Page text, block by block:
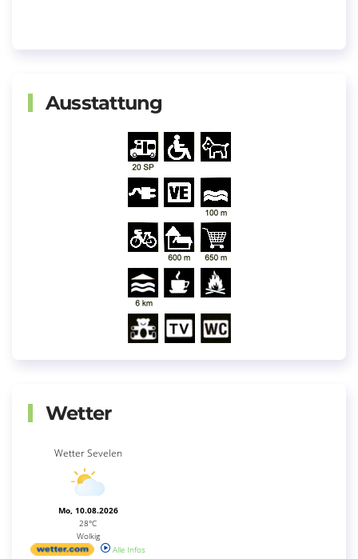
Ausstattung
Wetter
Wetter Sevelen
Mo, 10.08.2026
28°C
Wolkig
Alle Infos